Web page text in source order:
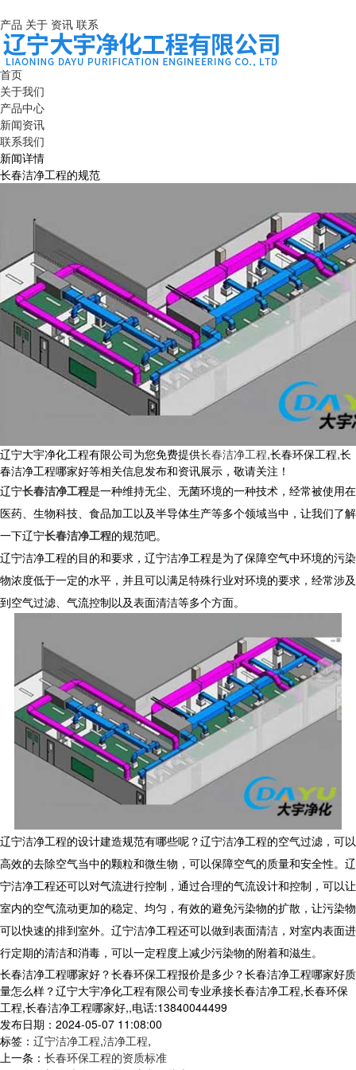
产品 关于 资讯 联系
首页
关于我们
产品中心
新闻资讯
联系我们
新闻详情
长春洁净工程的规范
辽宁大宇净化工程有限公司为您免费提供长春洁净工程,长春环保工程,长
春洁净工程哪家好等相关信息发布和资讯展示，敬请关注！
辽宁长春洁净工程是一种维持无尘、无菌环境的一种技术，经常被使用在
医药、生物科技、食品加工以及半导体生产等多个领域当中，让我们了解
一下辽宁长春洁净工程的规范吧。
辽宁洁净工程的目的和要求，辽宁洁净工程是为了保障空气中环境的污染
物浓度低于一定的水平，并且可以满足特殊行业对环境的要求，经常涉及
到空气过滤、气流控制以及表面清洁等多个方面。
辽宁洁净工程的设计建造规范有哪些呢？辽宁洁净工程的空气过滤，可以
高效的去除空气当中的颗粒和微生物，可以保障空气的质量和安全性。辽
宁洁净工程还可以对气流进行控制，通过合理的气流设计和控制，可以让
室内的空气流动更加的稳定、均匀，有效的避免污染物的扩散，让污染物
可以快速的排到室外。辽宁洁净工程还可以做到表面清洁，对室内表面进
行定期的清洁和消毒，可以一定程度上减少污染物的附着和滋生。
长春洁净工程哪家好？长春环保工程报价是多少？长春洁净工程哪家好质
量怎么样？辽宁大宇净化工程有限公司专业承接长春洁净工程,长春环保
工程,长春洁净工程哪家好,,电话:13840044499
发布日期：2024-05-07 11:08:00
标签： 辽宁洁净工程,洁净工程,
上一条： 长春环保工程的资质标准